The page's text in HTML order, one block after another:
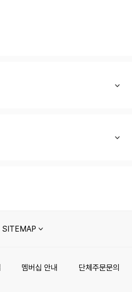
SITEMAP
멤버십 안내 단체주문문의